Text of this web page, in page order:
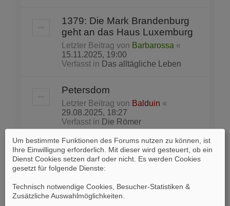
1379: Die Mark Brandenburg
geht an das Haus Luxemburg
Letzter Beitrag von Barbarossa «
15.11.2025, 19:00
Verfasst in Das alltägliche Leben
Petersdom
Letzter Beitrag von Balduin «
29.08.2025, 18:27
Verfasst in Die Römer
Lieblingsbeschäftigung der
Partei vor Wahlen in den USA:
das „Gerrymandering“
Letzter Beitrag vonSkeptik«
22.08.2025, 15:20
Verfasst in
Um bestimmte Funktionen des Forums nutzen zu können, ist
Ihre Einwilligung erforderlich. Mit dieser wird gesteuert, ob ein
Dienst Cookies setzen darf oder nicht. Es werden Cookies
gesetzt für folgende Dienste:
Technisch notwendige Cookies, Besucher-Statistiken &
Zusätzliche Auswahlmöglichkeiten